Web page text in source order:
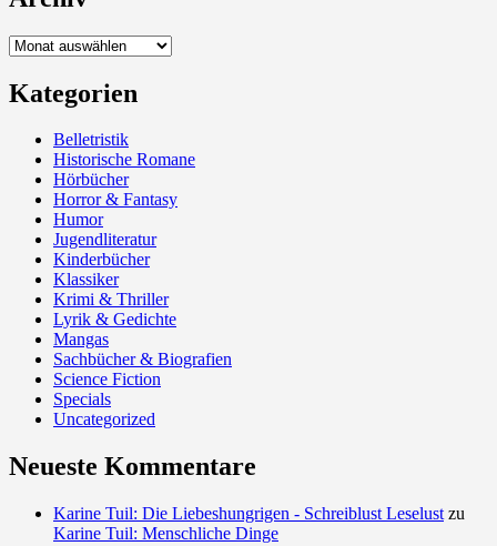
Archiv
Kategorien
Belletristik
Historische Romane
Hörbücher
Horror & Fantasy
Humor
Jugendliteratur
Kinderbücher
Klassiker
Krimi & Thriller
Lyrik & Gedichte
Mangas
Sachbücher & Biografien
Science Fiction
Specials
Uncategorized
Neueste Kommentare
Karine Tuil: Die Liebeshungrigen - Schreiblust Leselust zu
Karine Tuil: Menschliche Dinge